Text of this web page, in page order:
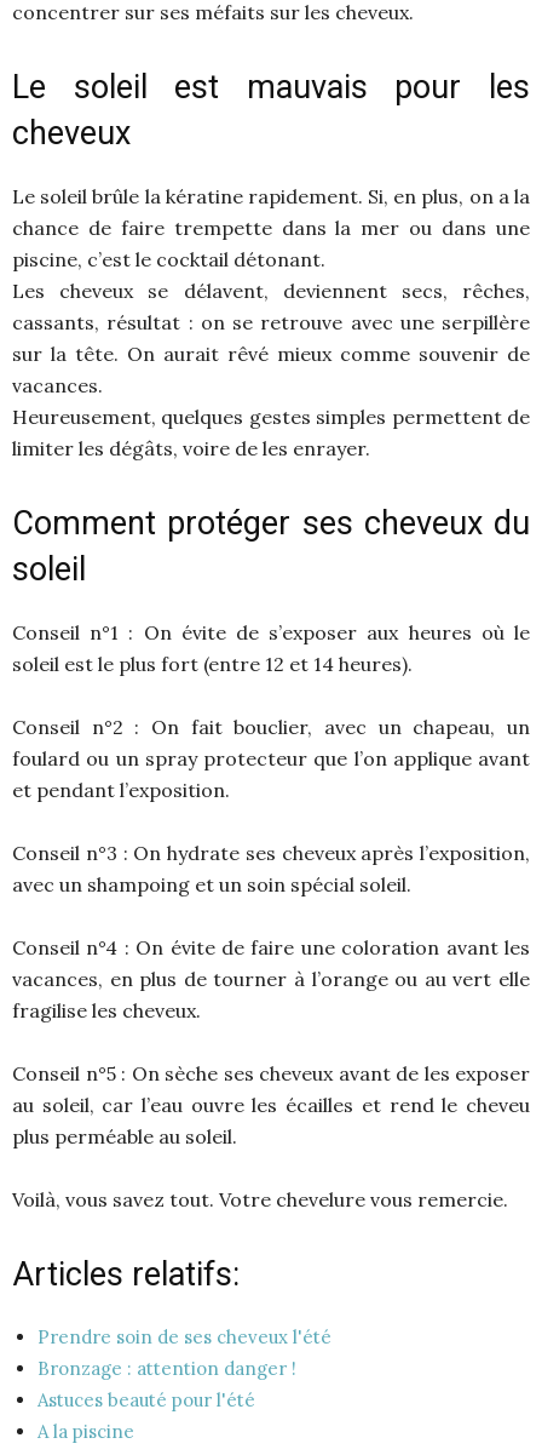
concentrer sur ses méfaits sur les cheveux.
Le soleil est mauvais pour les
cheveux
Le soleil brûle la kératine rapidement. Si, en plus, on a la
chance de faire trempette dans la mer ou dans une
piscine, c’est le cocktail détonant.
Les cheveux se délavent, deviennent secs, rêches,
cassants, résultat : on se retrouve avec une serpillère
sur la tête. On aurait rêvé mieux comme souvenir de
vacances.
Heureusement, quelques gestes simples permettent de
limiter les dégâts, voire de les enrayer.
Comment protéger ses cheveux du
soleil
Conseil n°1 : On évite de s’exposer aux heures où le
soleil est le plus fort (entre 12 et 14 heures).
Conseil n°2 : On fait bouclier, avec un chapeau, un
foulard ou un spray protecteur que l’on applique avant
et pendant l’exposition.
Conseil n°3 : On hydrate ses cheveux après l’exposition,
avec un shampoing et un soin spécial soleil.
Conseil n°4 : On évite de faire une coloration avant les
vacances, en plus de tourner à l’orange ou au vert elle
fragilise les cheveux.
Conseil n°5 : On sèche ses cheveux avant de les exposer
au soleil, car l’eau ouvre les écailles et rend le cheveu
plus perméable au soleil.
Voilà, vous savez tout. Votre chevelure vous remercie.
Articles relatifs:
Prendre soin de ses cheveux l'été
Bronzage : attention danger !
Astuces beauté pour l'été
A la piscine